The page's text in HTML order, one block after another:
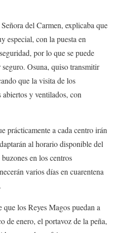
del Carmen, explicaba que
especial, con la puesta en
por lo que se puede
Osuna, quiso transmitir
que la visita de los
abiertos y ventilados, con
prácticamente a cada centro irán
al horario disponible del
en los centros
varios días en cuarentena
los Reyes Magos puedan a
de enero, el portavoz de la peña,